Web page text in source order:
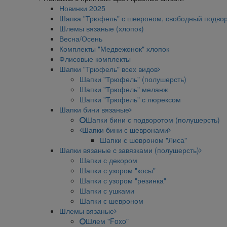
Новинки 2025
Шапка "Трюфель" с шевроном, свободный
Шлемы вязаные (хлопок)
Весна/Осень
Комплекты "Медвежонок" хлопок
Флисовые комплекты
Шапки "Трюфель" всех видов
Шапки "Трюфель" (полушерсть)
Шапки "Трюфель" меланж
Шапки "Трюфель" с люрексом
Шапки бини вязаные
Шапки бини с подворотом (полушерсть)
Шапки бини с шевронами
Шапки с шевроном "Лиса"
Шапки вязаные с завязками (полушерсть)
Шапки с декором
Шапки с узором "косы"
Шапки с узором "резинка"
Шапки с ушками
Шапки с шевроном
Шлемы вязаные
Шлем "Foxo"